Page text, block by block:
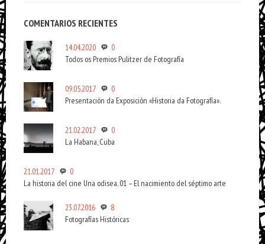
COMENTARIOS RECIENTES
14.04.2020
0
Todos os Premios Pulitzer de Fotografía
09.05.2017
0
Presentación da Exposición «Historia da Fotografía».
21.02.2017
0
La Habana, Cuba
21.01.2017
0
La historia del cine Una odisea. 01 – El nacimiento del séptimo arte
23.07.2016
8
Fotografías Históricas